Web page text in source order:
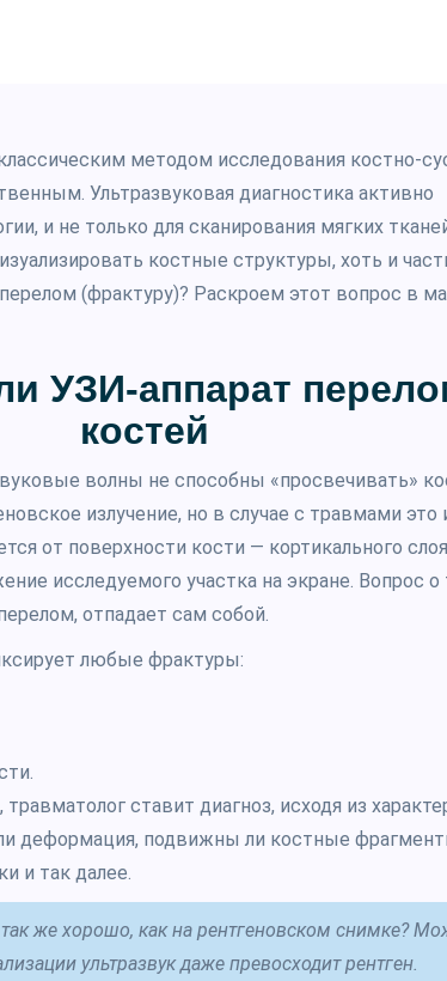
методом исследования костно-
Ультразвуковая диагностика активно
и не только для сканирования мягких
костные структуры, хоть и
(фрактуру)? Раскроем этот вопрос в
УЗИ-аппарат
костей
волны не способны «просвечивать»
излучение, но в случае с травмами это
от поверхности кости — кортикального
исследуемого участка на экране. Вопрос о
отпадает сам собой.
любые фрактуры:
ставит диагноз, исходя из
деформация, подвижны ли костные
и так далее.
же хорошо, как на рентгеновском снимке?
ультразвук даже превосходит рентген.